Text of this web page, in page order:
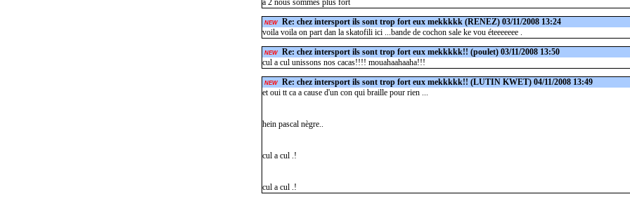
a 2 nous sommes plus fort
NEW Re: chez intersport ils sont trop fort eux mekkkkk (RENEZ) 03/11/2008 13:24
voila voila on part dan la skatofili ici ...bande de cochon sale ke vou éteeeeeee .
NEW Re: chez intersport ils sont trop fort eux mekkkkk!! (poulet) 03/11/2008 13:50
cul a cul unissons nos cacas!!!! mouahaahaaha!!!
NEW Re: chez intersport ils sont trop fort eux mekkkkk!! (LUTIN KWET) 04/11/2008 13:49
et oui tt ca a cause d'un con qui braille pour rien ...
hein pascal nègre..
cul a cul .!
cul a cul .!